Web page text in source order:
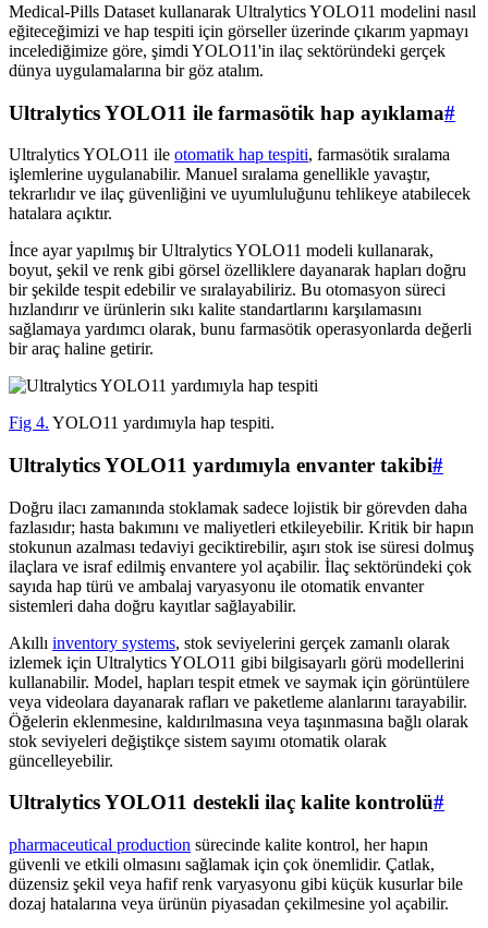
Medical-Pills Dataset kullanarak Ultralytics YOLO11 modelini nasıl
eğiteceğimizi ve hap tespiti için görseller üzerinde çıkarım yapmayı
incelediğimize göre, şimdi YOLO11'in ilaç sektöründeki gerçek
dünya uygulamalarına bir göz atalım.
Ultralytics YOLO11 ile farmasötik hap ayıklama#
Ultralytics YOLO11 ile otomatik hap tespiti, farmasötik sıralama
işlemlerine uygulanabilir. Manuel sıralama genellikle yavaştır,
tekrarlıdır ve ilaç güvenliğini ve uyumluluğunu tehlikeye atabilecek
hatalara açıktır.
İnce ayar yapılmış bir Ultralytics YOLO11 modeli kullanarak,
boyut, şekil ve renk gibi görsel özelliklere dayanarak hapları doğru
bir şekilde tespit edebilir ve sıralayabiliriz. Bu otomasyon süreci
hızlandırır ve ürünlerin sıkı kalite standartlarını karşılamasını
sağlamaya yardımcı olarak, bunu farmasötik operasyonlarda değerli
bir araç haline getirir.
Fig 4. YOLO11 yardımıyla hap tespiti.
Ultralytics YOLO11 yardımıyla envanter takibi#
Doğru ilacı zamanında stoklamak sadece lojistik bir görevden daha
fazlasıdır; hasta bakımını ve maliyetleri etkileyebilir. Kritik bir hapın
stokunun azalması tedaviyi geciktirebilir, aşırı stok ise süresi dolmuş
ilaçlara ve israf edilmiş envantere yol açabilir. İlaç sektöründeki çok
sayıda hap türü ve ambalaj varyasyonu ile otomatik envanter
sistemleri daha doğru kayıtlar sağlayabilir.
Akıllı inventory systems, stok seviyelerini gerçek zamanlı olarak
izlemek için Ultralytics YOLO11 gibi bilgisayarlı görü modellerini
kullanabilir. Model, hapları tespit etmek ve saymak için görüntülere
veya videolara dayanarak rafları ve paketleme alanlarını tarayabilir.
Öğelerin eklenmesine, kaldırılmasına veya taşınmasına bağlı olarak
stok seviyeleri değiştikçe sistem sayımı otomatik olarak
güncelleyebilir.
Ultralytics YOLO11 destekli ilaç kalite kontrolü#
pharmaceutical production sürecinde kalite kontrol, her hapın
güvenli ve etkili olmasını sağlamak için çok önemlidir. Çatlak,
düzensiz şekil veya hafif renk varyasyonu gibi küçük kusurlar bile
dozaj hatalarına veya ürünün piyasadan çekilmesine yol açabilir.